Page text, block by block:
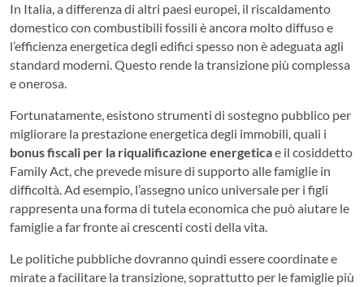
In Italia, a differenza di altri paesi europei, il riscaldamento
domestico con combustibili fossili è ancora molto diffuso e
l’efficienza energetica degli edifici spesso non è adeguata agli
standard moderni. Questo rende la transizione più complessa
e onerosa.
Fortunatamente, esistono strumenti di sostegno pubblico per
migliorare la prestazione energetica degli immobili, quali i
bonus fiscali per la riqualificazione energeticae il cosiddetto
Family Act, che prevede misure di supporto alle famiglie in
difficoltà. Ad esempio, l’assegno unico universale per i figli
rappresenta una forma di tutela economica che può aiutare le
famiglie a far fronte ai crescenti costi della vita.
Le politiche pubbliche dovranno quindi essere coordinate e
mirate a facilitare la transizione, soprattutto per le famiglie più